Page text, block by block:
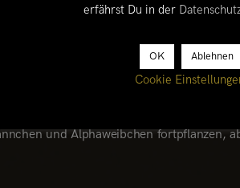
Areale durchstreifen, ist es immer
zu den bedrohtesten Tierarten des
gibt es noch gesunde
erfolgreichsten Jäger unter Afrikas
und Alphaweibchen fortpflanzen,
erfährst Du in der
OK Ablehnen
Cookie